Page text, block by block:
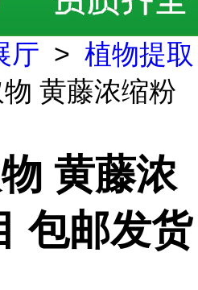
厅 > 植物提取
黄藤浓缩粉
黄藤浓
包邮发货